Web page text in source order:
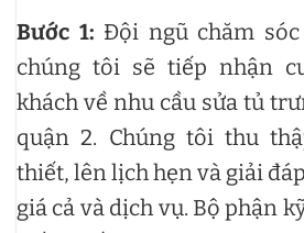
Bước 1: Đội ngũ chăm
chúng tôi sẽ tiếp nhận
khách về nhu cầu sửa tủ
quận 2. Chúng tôi thu
thiết, lên lịch hẹn và giải
giá cả và dịch vụ. Bộ phận